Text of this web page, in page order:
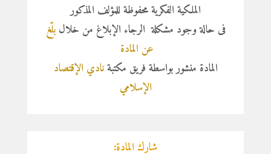
الملكية الفكرية محفوظة للمؤلف المذكور
فى حالة وجود مشكلة الرجاء الإبلاغ من خلالبلّغ
عن المادة
المادة منشور بواسطة فريق مكتبةنادي الإقتصاد
الإسلامي
شارك المادة: